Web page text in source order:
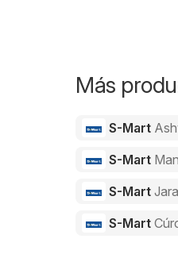
Más
S-Mart
S-Mart
S-Mart
S-Mart